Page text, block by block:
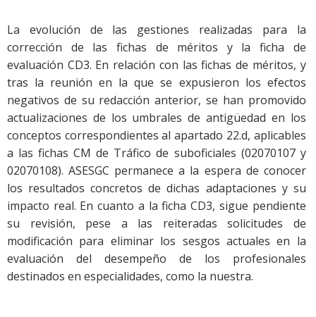
La evolución de las gestiones realizadas para la
corrección de las fichas de méritos y la ficha de
evaluación CD3. En relación con las fichas de méritos, y
tras la reunión en la que se expusieron los efectos
negativos de su redacción anterior, se han promovido
actualizaciones de los umbrales de antigüedad en los
conceptos correspondientes al apartado 22.d, aplicables
a las fichas CM de Tráfico de suboficiales (02070107 y
02070108). ASESGC permanece a la espera de conocer
los resultados concretos de dichas adaptaciones y su
impacto real. En cuanto a la ficha CD3, sigue pendiente
su revisión, pese a las reiteradas solicitudes de
modificación para eliminar los sesgos actuales en la
evaluación del desempeño de los profesionales
destinados en especialidades, como la nuestra.